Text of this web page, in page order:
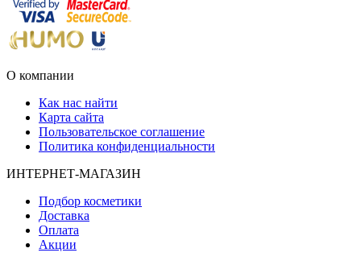
О компании
Как нас найти
Карта сайта
Пользовательское соглашение
Политика конфиденциальности
ИНТЕРНЕТ-МАГАЗИН
Подбор косметики
Доставка
Оплата
Акции